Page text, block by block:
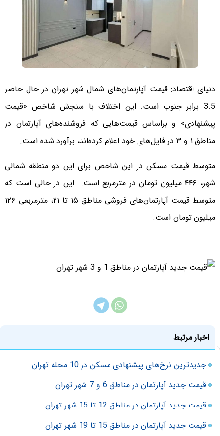
دنیای اقتصاد: قیمت آپارتمان‌های شمال شهر تهران در حال حاضر
3.5 برابر جنوب است. این اختلاف با سنجش شاخص «قیمت
پیشنهادی» و براساس قیمت‌هایی که فروشنده‌های آپارتمان در
مناطق ۱ و ۳ در فایل‌های خود اعلام کرده‌اند، برآورد شده است.
متوسط قیمت مسکن در این شاخص برای این دو منطقه شمالی
شهر،‌ ۴۴۶‌ میلیون تومان در مترمربع است. این در حالی است که
میلیون تومان است.
اخبار مرتبط
جدیدترین نرخ‌های پیشنهادی مسکن در 10 محله تهران
قیمت جدید آپارتمان در مناطق 6 و 7 شهر تهران
قیمت جدید آپارتمان در مناطق 12 تا 15 شهر تهران
قیمت جدید آپارتمان در مناطق 15 تا 19 شهر تهران